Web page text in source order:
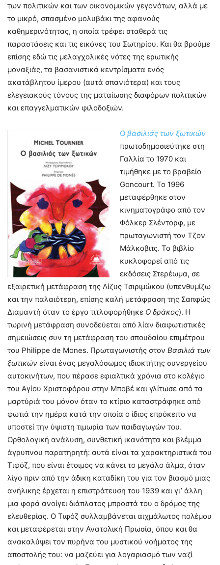
των πολιτικών και των οικονομικών γεγονότων, αλλά με
το μικρό, σπασμένο μολυβάκι της αφανούς
καθημερινότητας, η οποία τρέφει σταθερά τις
παραστάσεις και τις εικόνες του Σωτηρίου. Και θα βρούμε
επίσης εδώ τις μελαγχολικές νότες της ερωτικής
μοναξιάς, τα βασανιστικά κεντρίσματα ενός
ακατάβλητου ίμερου (αυτά σπανιότερα) και τους
ελεγειακούς τόνους της ματαίωσης διαφόρων πολιτικών
και επαγγελματικών φιλοδοξιών.
Ο βασιλιάς των ξωτικών
πρωτοδημοσιεύτηκε στη
Γαλλία το 1970 και
τιμήθηκε με το βραβείο
Goncourt. Το 1996
μεταφέρθηκε στον
κινηματογράφο από τον
Φόλκερ Σλέντορφ, με
πρωταγωνιστή τον Τζον
Μάλκοβιτς. Το βιβλίο
κυκλοφορεί από τις
εκδόσεις Στερέωμα, σε
εξαιρετική μετάφραση της Λίζυς Τσιριμώκου (υπενθυμίζω
και την παλαιότερη, επίσης καλή μετάφραση της Σαπφώς
Διαμαντή όταν το έργο τιτλοφορήθηκε Ο δράκος). Η
τωρινή μετάφραση συνοδεύεται από λίαν διαφωτιστικές
σημειώσεις συν τη μετάφραση του σπουδαίου επιμέτρου
του Philippe de Mones. Πρωταγωνιστής στον Βασιλιά των
ξωτικών είναι ένας μεγαλόσωμος ιδιοκτήτης συνεργείου
αυτοκινήτων, που πέρασε εφιαλτικά χρόνια στο κολέγιο
του Αγίου Χριστοφόρου στην Μποβέ και γλίτωσε από τα
μαρτύριά του μόνον όταν το κτίριο καταστράφηκε από
φωτιά την ημέρα κατά την οποία ο ίδιος επρόκειτο να
υποστεί την ύψιστη τιμωρία των παιδαγωγών του.
Ορθολογική ανάλυση, συνθετική ικανότητα και βλέμμα
άγρυπνου παρατηρητή: αυτά είναι τα χαρακτηριστικά του
Τιφόζ, που είναι έτοιμος να κάνει το μεγάλο άλμα, όταν
λίγο πριν από την άδικη καταδίκη του για τον βιασμό μιας
ανήλικης έρχεται η επιστράτευση του 1939 και γι’ άλλη
μια φορά ανοίγει διάπλατος μπροστά του ο δρόμος της
ελευθερίας. Ο Τιφόζ συλλαμβάνεται αιχμάλωτος πολέμου
και μεταφέρεται στην Ανατολική Πρωσία, όπου και θα
ανακαλύψει τον πυρήνα του μυστικού νοήματος της
αποστολής του: να μαζεύει για λογαριασμό των ναζί